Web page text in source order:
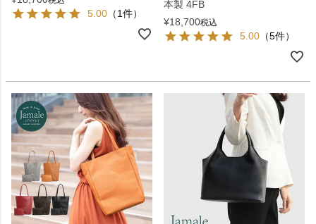
5.00 （1件）
本製 4FB
¥18,700税込
5.00 （5件）